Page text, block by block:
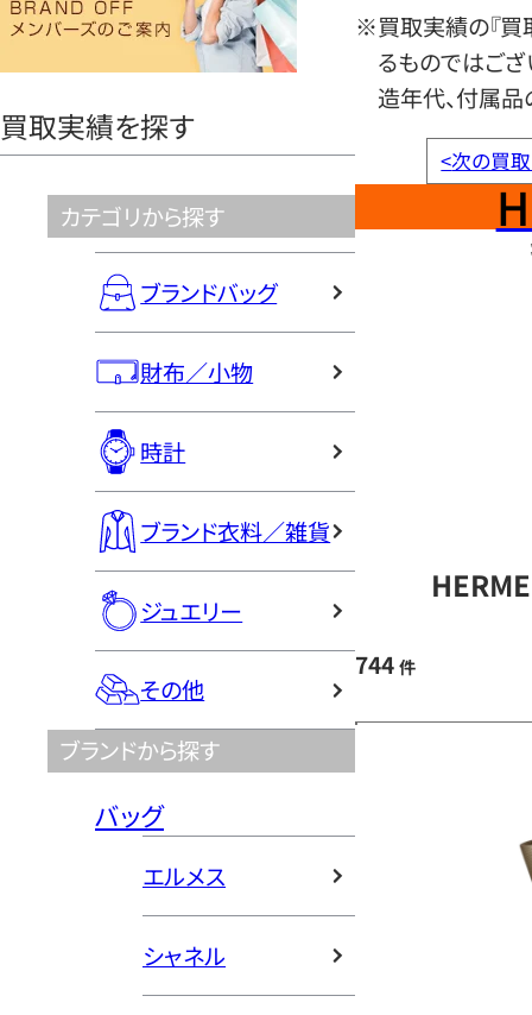
ヤ
買取実績を探す
カテゴリから探す
ブランドバッグ
財布／小物
時計
ブランド衣料／雑貨
ジュエリー
その他
ブランドから探す
バッグ
エルメス
シャネル
※買取実績の『買
るものではござ
造年代、付属品
<次の買
744 件